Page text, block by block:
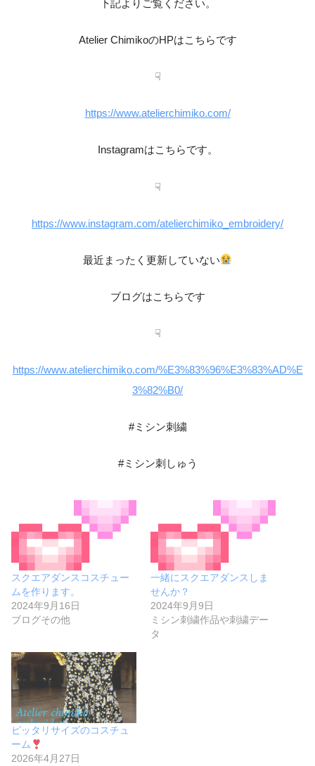
下記よりご覧ください。
Atelier ChimikoのHPはこちらです
☟
https://www.atelierchimiko.com/
Instagramはこちらです。
☟
https://www.instagram.com/atelierchimiko_embroidery/
最近まったく更新していない
ブログはこちらです
☟
https://www.atelierchimiko.com/%E3%83%96%E3%83%AD%E
3%82%B0/
#ミシン刺繍
#ミシン刺しゅう
スクエアダンスコスチュー
ムを作ります。
2024年9月16日
ブログその他
一緒にスクエアダンスしま
せんか？
2024年9月9日
ミシン刺繍作品や刺繍デー
タ
ピッタリサイズのコスチュ
ーム
2026年4月27日